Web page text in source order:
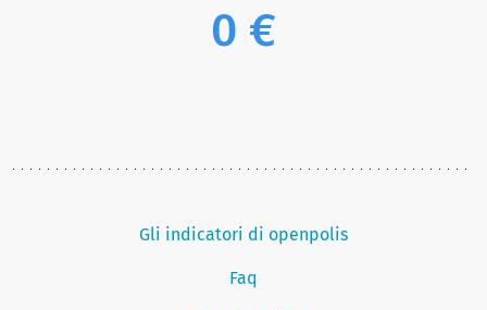
0 €
Gli indicatori di openpolis
Faq